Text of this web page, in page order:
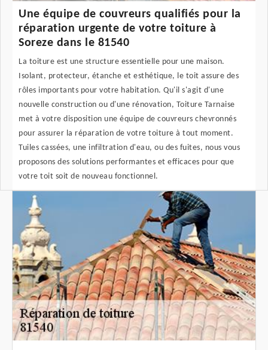
Une équipe de couvreurs qualifiés pour la
réparation urgente de votre toiture à
Soreze dans le 81540
La toiture est une structure essentielle pour une maison.
Isolant, protecteur, étanche et esthétique, le toit assure des
rôles importants pour votre habitation. Qu'il s'agit d'une
nouvelle construction ou d'une rénovation, Toiture Tarnaise
met à votre disposition une équipe de couvreurs chevronnés
pour assurer la réparation de votre toiture à tout moment.
Tuiles cassées, une infiltration d'eau, ou des fuites, nous vous
proposons des solutions performantes et efficaces pour que
votre toit soit de nouveau fonctionnel.